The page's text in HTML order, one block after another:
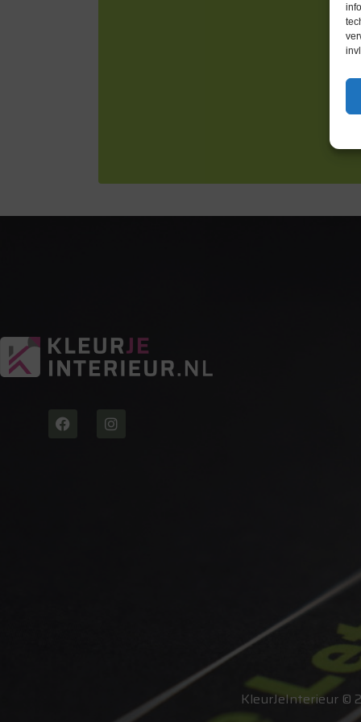
KleurJeInterieur ©